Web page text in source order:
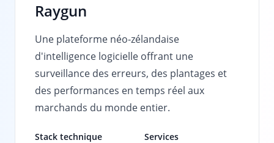
Raygun
Une plateforme néo-zélandaise
d'intelligence logicielle offrant une
surveillance des erreurs, des plantages et
des performances en temps réel aux
marchands du monde entier.
Stack technique
Services